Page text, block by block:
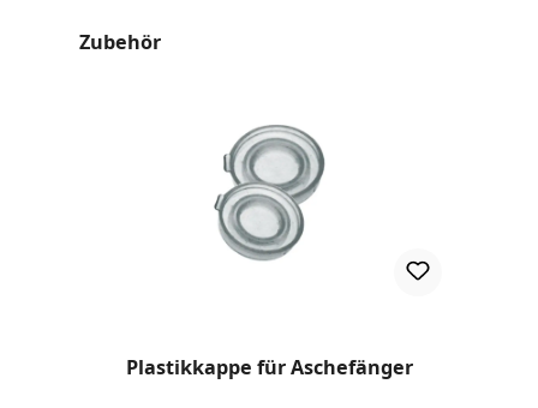
Produktgalerie überspringen
Zubehör
Plastikkappe für Aschefänger